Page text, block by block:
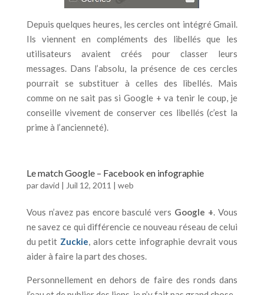
Depuis quelques heures, les cercles ont intégré Gmail.
Ils viennent en compléments des libellés que les
utilisateurs avaient créés pour classer leurs
messages. Dans l’absolu, la présence de ces cercles
pourrait se substituer à celles des libellés. Mais
comme on ne sait pas si Google + va tenir le coup, je
conseille vivement de conserver ces libellés (c’est la
prime à l’ancienneté).
Le match Google – Facebook en infographie
pardavid | Juil 12, 2011 | web
Vous n’avez pas encore basculé vers Google +. Vous
ne savez ce qui différencie ce nouveau réseau de celui
du petit Zuckie, alors cette infographie devrait vous
aider à faire la part des choses.
Personnellement en dehors de faire des ronds dans